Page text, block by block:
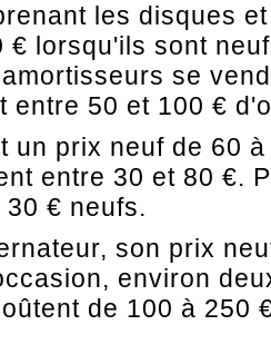
les disques
€ lorsqu'ils sont
se
entre 50 et 100 €
un prix neuf de 60
entre 30 et 80 €.
€ neufs.
son prix
environ
de 100 à 250